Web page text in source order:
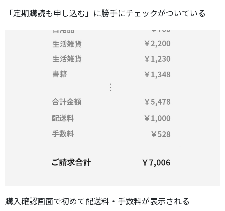
「定期購読も申し込む」に勝手にチェックがついている
購入確認画面で初めて配送料・手数料が表示される